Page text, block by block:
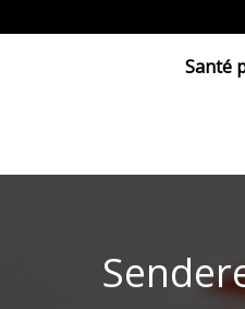
Santé